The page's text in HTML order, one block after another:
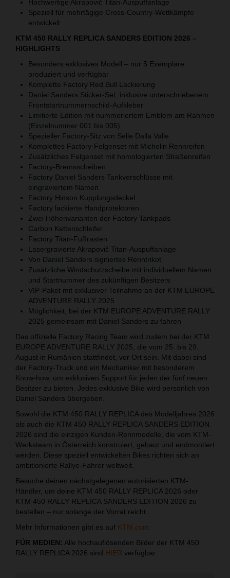
Hochwertige Akrapovič Titan-Auspuffanlage
Speziell für mehrtägige Cross-Country-Wettkämpfe
entwickelt
KTM 450 RALLY REPLICA SANDERS EDITION 2026 –
HIGHLIGHTS
Besonders exklusives Modell – nur 5 Exemplare
produziert und verfügbar
Komplette Factory Red Bull Lackierung
Daniel Sanders Sticker-Set, inklusive unterschriebenem
Frontstartnummernschild-Aufkleber
Limitierte Edition mit nummeriertem Emblem am Rahmen
(Einzelnummer 001 bis 005)
Spezieller Factory-Sitz von Selle Dalla Valle
Komplettes Factory-Felgenset mit Michelin Rennreifen
Zusätzliches Felgenset mit homologierten Straßenreifen
Factory-Bremsscheiben
Factory Daniel Sanders Tankverschlüsse mit
eingraviertem Namen
Factory Hinson Kupplungsdeckel
Factory lackierte Handprotektoren
Zwei Höhenvarianten der Factory Tankpads
Carbon Kettenschleifer
Factory Titan-Fußrasten
Lasergravierte Akrapovič Titan-Auspuffanlage
Von Daniel Sanders signiertes Renntrikot
Zusätzliche Windschutzscheibe mit individuellem Namen
und Startnummer des zukünftigen Besitzers
VIP-Paket mit exklusiver Teilnahme an der KTM EUROPE
ADVENTURE RALLY 2025
Möglichkeit, bei der KTM EUROPE ADVENTURE RALLY
2025 gemeinsam mit Daniel Sanders zu fahren
Das offizielle Factory Racing Team wird zudem bei der KTM
EUROPE ADVENTURE RALLY 2025, die vom 25. bis 29.
August in Rumänien stattfindet, vor Ort sein. Mit dabei sind
der Factory-Truck und ein Mechaniker mit besonderem
Know-how, um exklusiven Support für jeden der fünf neuen
Besitzer zu bieten. Jedes exklusive Bike wird persönlich von
Daniel Sanders übergeben.
Sowohl die KTM 450 RALLY REPLICA des Modelljahres 2026
als auch die KTM 450 RALLY REPLICA SANDERS EDITION
2026 sind die einzigen Kunden-Rennmodelle, die vom KTM-
Werksteam in Österreich konstruiert, gebaut und endmontiert
werden. Diese speziell entwickelten Bikes richten sich an
ambitionierte Rallye-Fahrer weltweit.
Besuche deinen nächstgelegenen autorisierten KTM-
Händler, um deine KTM 450 RALLY REPLICA 2026 oder
KTM 450 RALLY REPLICA SANDERS EDITION 2026 zu
bestellen – nur solange der Vorrat reicht.
Mehr Informationen gibt es auf KTM.com
FÜR MEDIEN: Alle hochauflösenden Bilder der KTM 450
RALLY REPLICA 2026 sind HIER verfügbar.